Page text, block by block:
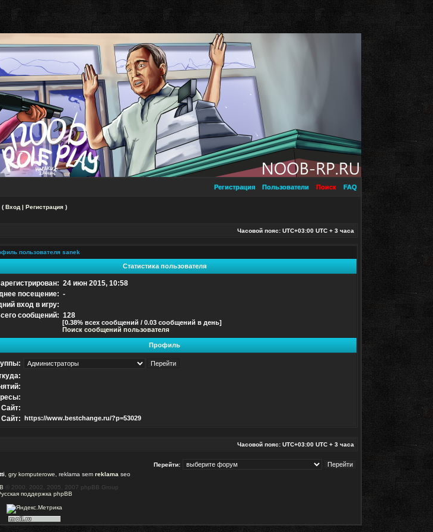
FAQ
Поиск
Пользователи
Регистрация
( Вход | Регистрация )
Часовой пояс: UTC+03:00 UTC + 3 часа
пользователя sanek
Статистика пользователя
24 июн 2015, 10:58
посещение: -
вход в игру:
сообщений: 128
[0.38% всех сообщений / 0.03 сообщений в день]
Поиск сообщений пользователя
Профиль
Сайт:
Сайт: https://www.bestchange.ru/?p=53029
Часовой пояс: UTC+03:00 UTC + 3 часа
Перейти:
gry komputerowe , reklama sem reklama seo
© 2000, 2002, 2005, 2007 phpBB Group
поддержка phpBB